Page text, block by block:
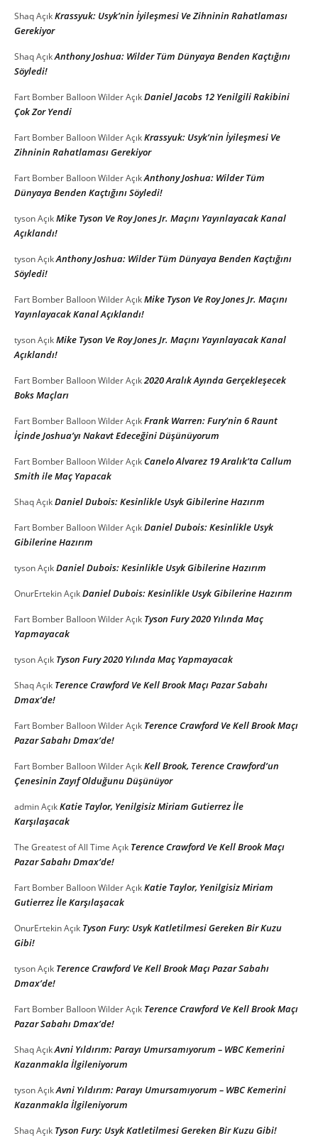
ShaqAçıkKrassyuk: Usyk’nin İyileşmesi Ve Zihninin Rahatlaması
Gerekiyor
ShaqAçıkAnthony Joshua: Wilder Tüm Dünyaya Benden Kaçtığını
Söyledi!
Fart Bomber Balloon WilderAçıkDaniel Jacobs 12 Yenilgili Rakibini
Çok Zor Yendi
Fart Bomber Balloon WilderAçıkKrassyuk: Usyk’nin İyileşmesi Ve
Zihninin Rahatlaması Gerekiyor
Fart Bomber Balloon WilderAçıkAnthony Joshua: Wilder Tüm
Dünyaya Benden Kaçtığını Söyledi!
tysonAçıkMike Tyson Ve Roy Jones Jr. Maçını Yayınlayacak Kanal
Açıklandı!
tysonAçıkAnthony Joshua: Wilder Tüm Dünyaya Benden Kaçtığını
Söyledi!
Fart Bomber Balloon WilderAçıkMike Tyson Ve Roy Jones Jr. Maçını
Yayınlayacak Kanal Açıklandı!
tysonAçıkMike Tyson Ve Roy Jones Jr. Maçını Yayınlayacak Kanal
Açıklandı!
Fart Bomber Balloon WilderAçık2020 Aralık Ayında Gerçekleşecek
Boks Maçları
Fart Bomber Balloon WilderAçıkFrank Warren: Fury’nin 6 Raunt
İçinde Joshua’yı Nakavt Edeceğini Düşünüyorum
Fart Bomber Balloon WilderAçıkCanelo Alvarez 19 Aralık’ta Callum
Smith ile Maç Yapacak
ShaqAçıkDaniel Dubois: Kesinlikle Usyk Gibilerine Hazırım
Fart Bomber Balloon WilderAçıkDaniel Dubois: Kesinlikle Usyk
Gibilerine Hazırım
tysonAçıkDaniel Dubois: Kesinlikle Usyk Gibilerine Hazırım
OnurErtekinAçıkDaniel Dubois: Kesinlikle Usyk Gibilerine Hazırım
Fart Bomber Balloon WilderAçık Tyson Fury 2020 Yılında Maç
Yapmayacak
tysonAçık Tyson Fury 2020 Yılında Maç Yapmayacak
ShaqAçık Terence Crawford Ve Kell Brook Maçı Pazar Sabahı
Dmax’de!
Fart Bomber Balloon WilderAçık Terence Crawford Ve Kell Brook Maçı
Pazar Sabahı Dmax’de!
Fart Bomber Balloon WilderAçıkKell Brook, Terence Crawford’un
Çenesinin Zayıf Olduğunu Düşünüyor
adminAçıkKatie Taylor, Yenilgisiz Miriam Gutierrez İle
Karşılaşacak
The Greatest of All Time Açık Terence Crawford Ve Kell Brook Maçı
Pazar Sabahı Dmax’de!
Fart Bomber Balloon WilderAçıkKatie Taylor, Yenilgisiz Miriam
Gutierrez İle Karşılaşacak
OnurErtekinAçık Tyson Fury: Usyk Katletilmesi Gereken Bir Kuzu
Gibi!
tysonAçık Terence Crawford Ve Kell Brook Maçı Pazar Sabahı
Dmax’de!
Fart Bomber Balloon WilderAçık Terence Crawford Ve Kell Brook Maçı
Pazar Sabahı Dmax’de!
ShaqAçıkAvni Yıldırım: Parayı Umursamıyorum – WBC Kemerini
Kazanmakla İlgileniyorum
tysonAçıkAvni Yıldırım: Parayı Umursamıyorum – WBC Kemerini
Kazanmakla İlgileniyorum
ShaqAçık Tyson Fury: Usyk Katletilmesi Gereken Bir Kuzu Gibi!